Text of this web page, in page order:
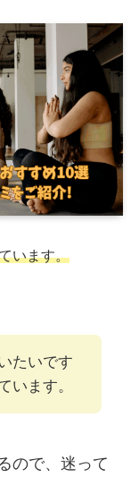
います。
たいです
います。
ので、迷って